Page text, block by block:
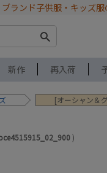
ブランド子供服・キッズ
新作 再入荷
[オーシャン＆